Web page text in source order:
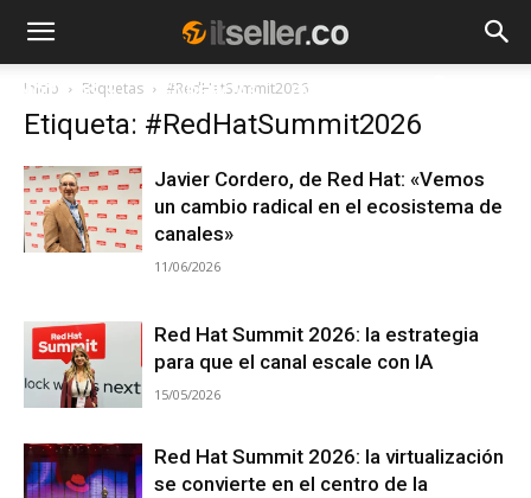
NOTICIAS TENDENCIAS EMPRESAS
Inicio Etiquetas #RedHatSummit2026
Etiqueta: #RedHatSummit2026
Javier Cordero, de Red Hat: «Vemos
un cambio radical en el ecosistema de
canales»
11/06/2026
Red Hat Summit 2026: la estrategia
para que el canal escale con IA
15/05/2026
Red Hat Summit 2026: la virtualización
se convierte en el centro de la